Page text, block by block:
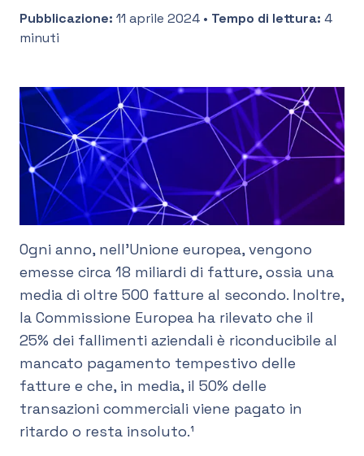
IT
Pubblicazione: 11 aprile 2024 • Tempo di lettura: 4
minuti
Ogni anno, nell'Unione europea, vengono
emesse circa 18 miliardi di fatture, ossia una
media di oltre 500 fatture al secondo. Inoltre,
la Commissione Europea ha rilevato che il
25% dei fallimenti aziendali è riconducibile al
mancato pagamento tempestivo delle
fatture e che, in media, il 50% delle
transazioni commerciali viene pagato in
ritardo o resta insoluto.¹